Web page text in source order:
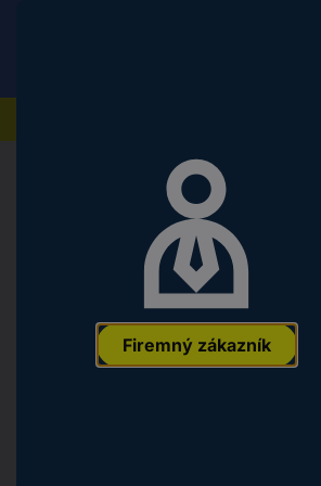
Firemný zákazník
Náradie a dielňa
TOOLCRAFT
mm krížová dražka
4053199433568 Označenie výrobcu: